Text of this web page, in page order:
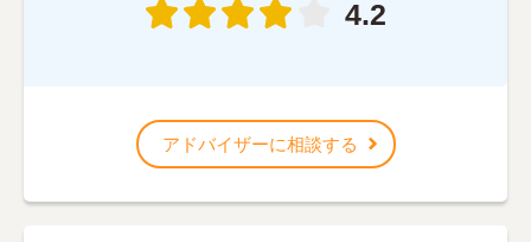
4.2
アドバイザーに相談する